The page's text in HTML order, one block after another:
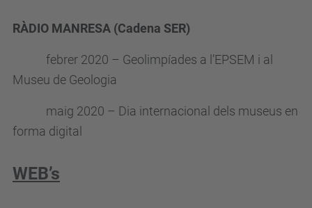
RÀDIO MANRESA (Cadena SER)
febrer 2020 – Geolimpíades a l’EPSEM i al
Museu de Geologia
maig 2020 – Dia internacional dels museus en
forma digital
WEB’s